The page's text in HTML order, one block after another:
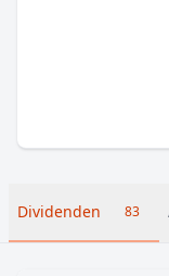
Dividenden 83